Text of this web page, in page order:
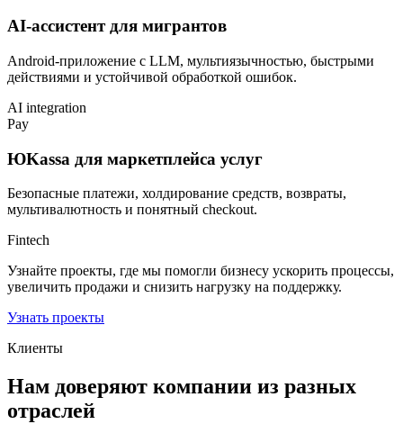
AI-ассистент для мигрантов
Android-приложение с LLM, мультиязычностью, быстрыми
действиями и устойчивой обработкой ошибок.
AI integration
Pay
ЮKassa для маркетплейса услуг
Безопасные платежи, холдирование средств, возвраты,
мультивалютность и понятный checkout.
Fintech
Узнайте проекты, где мы помогли бизнесу ускорить процессы,
увеличить продажи и снизить нагрузку на поддержку.
Узнать проекты
Клиенты
Нам доверяют компании из разных
отраслей